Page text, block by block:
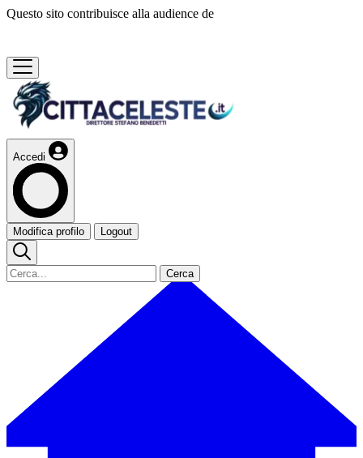
Questo sito contribuisce alla audience de
Accedi
Modifica profilo Logout
Cerca